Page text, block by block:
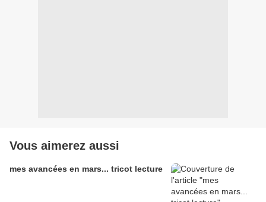
Vous aimerez aussi
mes avancées en mars... tricot lecture